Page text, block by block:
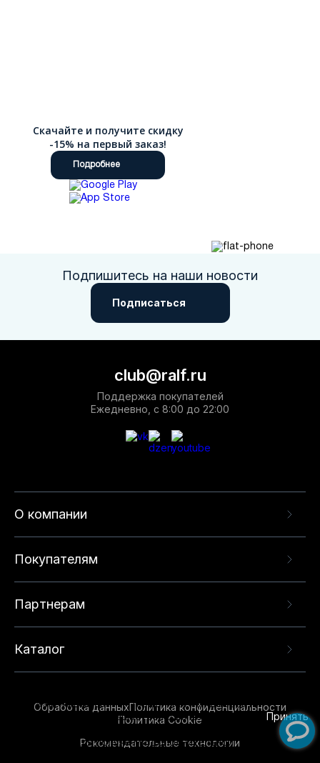
Скачайте и получите скидку
-15% на первый заказ!
Подробнее
Подпишитесь на наши новости
Подписаться
О компании
Покупателям
Партнерам
Каталог
club@ralf.ru
Поддержка покупателей
Ежедневно, с 8:00 до 22:00
Обработка данныхПолитика конфиденциальности
Политика Cookie
Рекомендательные технологии
опыта на нашем сайте. Продолжая использовать
данный сайт, вы соглашаетесь с использованием
технологий. Для получения дополнительной
Принять